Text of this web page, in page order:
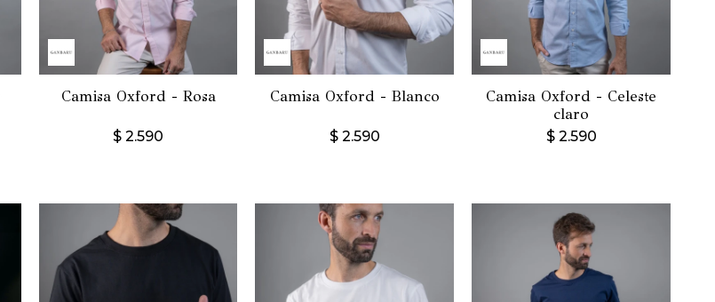
Camisa Oxford - Rosa
$ 2.590
Camisa Oxford - Blanco
$ 2.590
Camisa Oxford - Celeste
claro
$ 2.590